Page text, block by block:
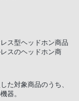
ス型ヘッドホン商品
スのヘッドホン商
た対象商品のうち、
器。